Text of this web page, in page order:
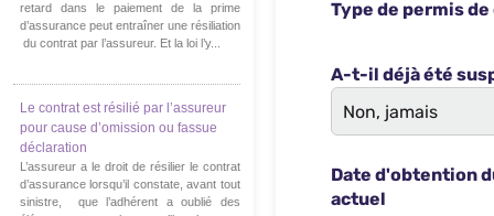
retard dans le paiement de la prime
d’assurance peut entraîner une résiliation
du contrat par l’assureur. Et la loi l’y...
Le contrat est résilié par l’assureur
pour cause d’omission ou fassue
déclaration
L’assureur a le droit de résilier le contrat
d’assurance lorsqu’il constate, avant tout
sinistre, que l’adhérent a oublié des